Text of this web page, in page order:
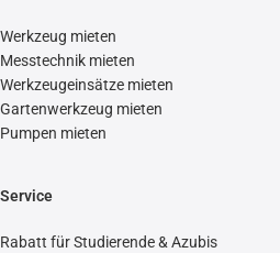
Werkzeug mieten
Messtechnik mieten
Werkzeugeinsätze mieten
Gartenwerkzeug mieten
Pumpen mieten
Service
Rabatt für Studierende & Azubis